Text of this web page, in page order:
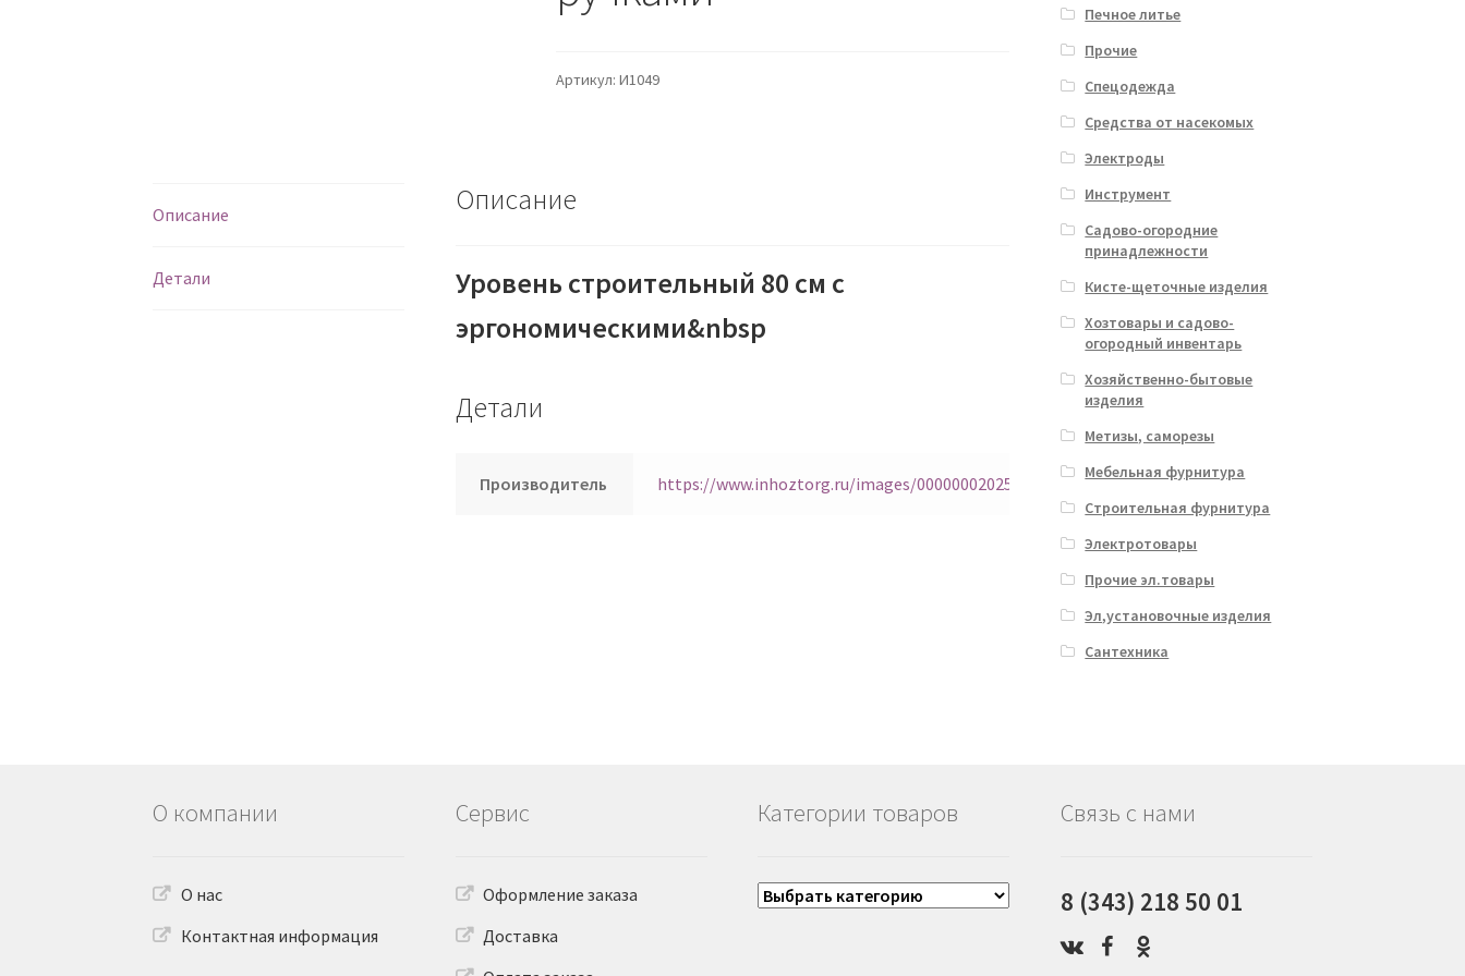
Артикул:И1049
Описание
Детали
Описание
Уровень строительный 80 см с
эргономическими&nbsp
Детали
Производитель https://www.inhoztorg.ru/images/00000002025.JPG
Печное литье
Прочие
Спецодежда
Средства от насекомых
Электроды
Инструмент
Садово-огородние
принадлежности
Кисте-щеточные изделия
Хозтовары и садово-
огородный инвентарь
Хозяйственно-бытовые
изделия
Метизы, саморезы
Мебельная фурнитура
Строительная фурнитура
Электротовары
Прочие эл.товары
Эл,установочные изделия
Сантехника
О компании
О нас
Контактная информация
Сервис
Оформление заказа
Доставка
Категории товаров Связь с нами
8 (343) 218 50 01